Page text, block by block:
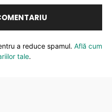
a reduce spamul. Află cum
tale.